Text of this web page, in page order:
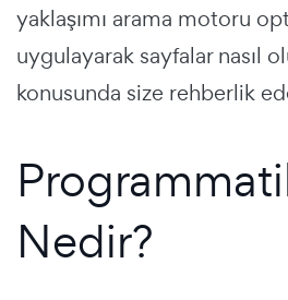
yaklaşımı arama motoru
uygulayarak sayfalar nasıl
konusunda size rehberlik
Nedir?